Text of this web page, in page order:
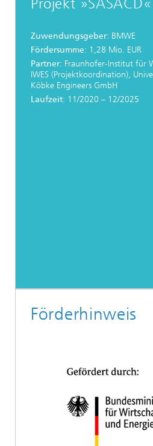
Zuwendungsgeber: BMWE
Fördersumme: 1,28 Mio. EUR
Partner: Fraunhofer-Institut für
IWES (Projektkoordination),
Köbke Engineers GmbH
Laufzeit: 11/2020 – 12/2025
Förderhinweis